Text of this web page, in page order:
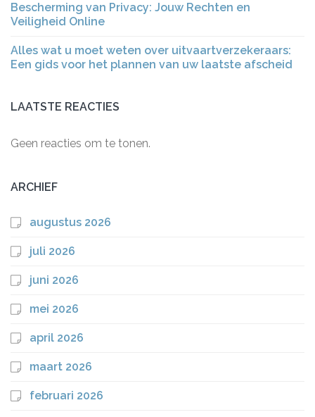
Bescherming van Privacy: Jouw Rechten en
Veiligheid Online
Alles wat u moet weten over uitvaartverzekeraars:
Een gids voor het plannen van uw laatste afscheid
LAATSTE REACTIES
Geen reacties om te tonen.
ARCHIEF
augustus 2026
juli 2026
juni 2026
mei 2026
april 2026
maart 2026
februari 2026